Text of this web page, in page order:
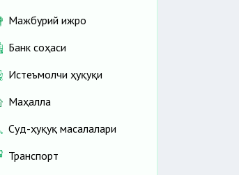
Мажбурий ижро
Банк соҳаси
Истеъмолчи ҳуқуқи
Маҳалла
Суд-ҳуқуқ масалалари
Транспорт